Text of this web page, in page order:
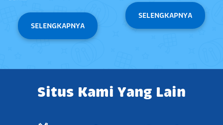
SELENGKAPNYA
Situs Kami Yang Lain